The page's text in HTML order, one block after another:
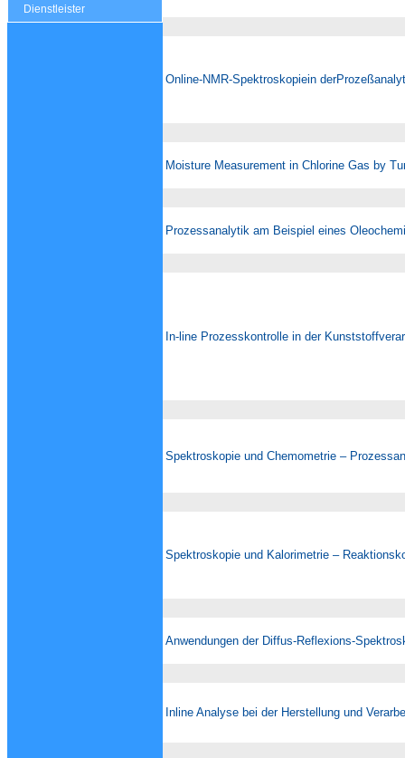
Dienstleister
Online-NMR-Spektroskopiein
Moisture Measurement in Chlorine Gas by
Prozessanalytik am Beispiel eines
In-line Prozesskontrolle in der
Spektroskopie und Chemometrie –
Spektroskopie und Kalorimetrie –
Anwendungen der Diffus-Reflexions-
Inline Analyse bei der Herstellung und